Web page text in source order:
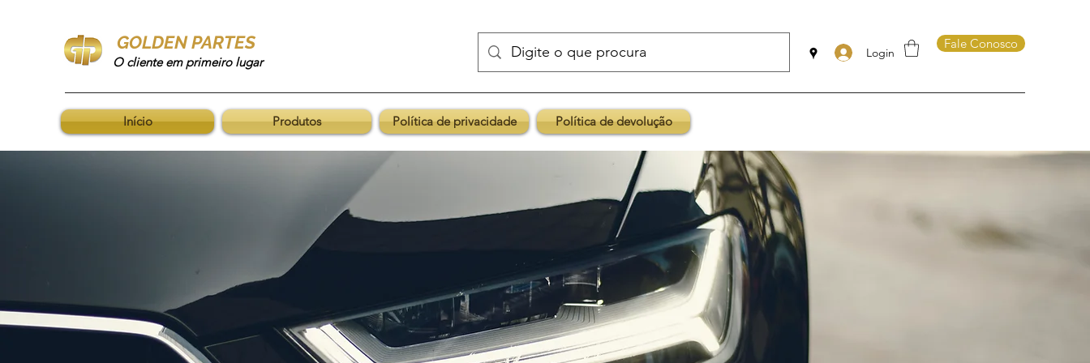
GOLDEN PARTES
O cliente em primeiro lugar
Login
Fale Conosco
Início Produtos Política de privacidade Política de devolução